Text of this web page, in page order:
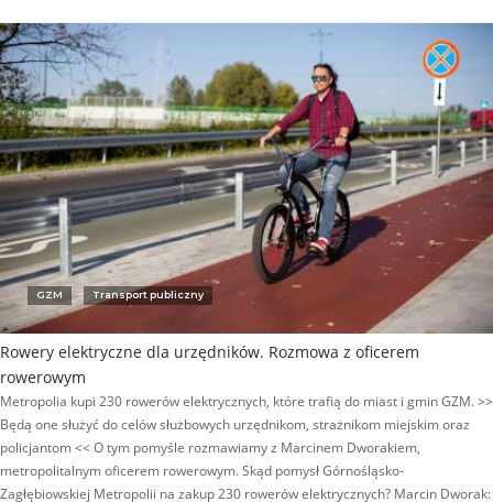
GZM Transport publiczny
Rowery elektryczne dla urzędników. Rozmowa z oficerem
rowerowym
Metropolia kupi 230 rowerów elektrycznych, które trafią do miast i gmin GZM. >>
Będą one służyć do celów służbowych urzędnikom, strażnikom miejskim oraz
policjantom << O tym pomyśle rozmawiamy z Marcinem Dworakiem,
metropolitalnym oficerem rowerowym. Skąd pomysł Górnośląsko-
Zagłębiowskiej Metropolii na zakup 230 rowerów elektrycznych? Marcin Dworak: